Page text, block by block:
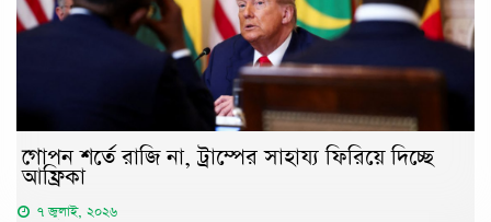
গোপন শর্তে রাজি না, ট্রাম্পের সাহায্য ফিরিয়ে দিচ্ছে
আফ্রিকা
৭ জুলাই, ২০২৬